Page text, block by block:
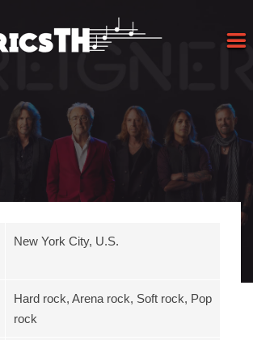
New York City, U.S.
Hard rock, Arena rock, Soft rock, Pop
rock